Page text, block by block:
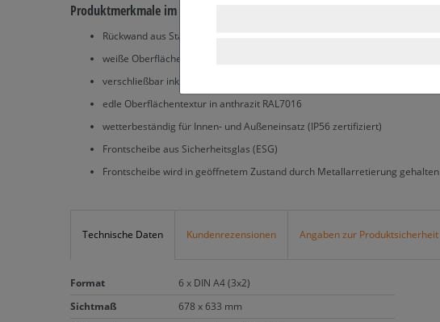
Produktmerkmale im Überblick:
Rückwand aus Stahlblech magnetisch
weiße Oberfläche der Rückwand beschreibbar
verschließbar inkl. 2 Schlüssel
edle Oberflächentextur in anthrazit RAL7016
wetterbeständig für Innen- und Außeneinsatz (IP56 zertifiziert)
Frontscheibe aus Sicherheitsglas (ESG)
Frontscheibe wird in geöffnetem Zustand durch Metallarretierung gehalten
Technische Daten Kundenrezensionen Angaben zur Produktsicherheit
Format
6 x DIN A4 (3x2)
Sichtmaß
678 x 633 mm